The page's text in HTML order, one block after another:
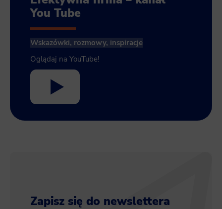
You Tube
Wskazówki, rozmowy, inspiracje
Oglądaj na YouTube!
Zapisz się do newslettera